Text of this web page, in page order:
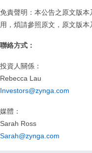
免責聲明：本公告之原文版
用，煩請參照原文，原文版本
聯絡方式：
投資人關係：
Rebecca Lau
Investors@zynga.com
媒體：
Sarah Ross
Sarah@zynga.com